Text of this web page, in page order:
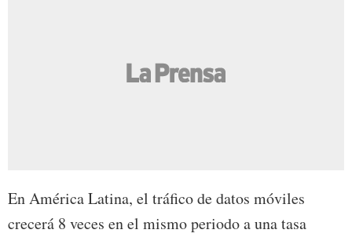
En América Latina, el tráfico de datos móviles
crecerá 8 veces en el mismo periodo a una tasa